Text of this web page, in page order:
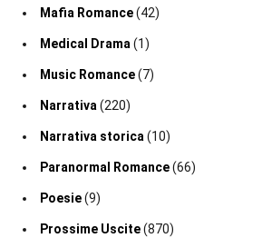
Mafia Romance(42)
Medical Drama (1)
Music Romance(7)
Narrativa (220)
Narrativa storica (10)
Paranormal Romance(66)
Poesie(9)
Prossime Uscite(870)